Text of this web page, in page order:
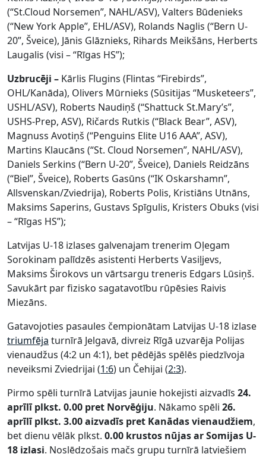
(“St.Cloud Norsemen”, NAHL/ASV), Valters Būdenieks
(“New York Apple”, EHL/ASV), Rolands Naglis (“Bern U-
20”, Šveice), Jānis Glāznieks, Rihards Meikšāns, Herberts
Laugalis (visi – “Rīgas HS”);
Uzbrucēji – Kārlis Flugins (Flintas “Firebirds”,
OHL/Kanāda), Olivers Mūrnieks (Sūsitijas “Musketeers”,
USHL/ASV), Roberts Naudiņš (“Shattuck St.Mary’s”,
USHS-Prep, ASV), Ričards Rutkis (“Black Bear”, ASV),
Magnuss Avotiņš (“Penguins Elite U16 AAA”, ASV),
Martins Klaucāns (“St. Cloud Norsemen”, NAHL/ASV),
Daniels Serkins (“Bern U-20”, Šveice), Daniels Reidzāns
(“Biel”, Šveice), Roberts Gasūns (“IK Oskarshamn”,
Allsvenskan/Zviedrija), Roberts Polis, Kristiāns Utnāns,
Maksims Saperins, Gustavs Spīgulis, Kristers Obuks (visi
– “Rīgas HS”);
Latvijas U-18 izlases galvenajam trenerim Oļegam
Sorokinam palīdzēs asistenti Herberts Vasiļjevs,
Maksims Širokovs un vārtsargu treneris Edgars Lūsiņš.
Savukārt par fizisko sagatavotību rūpēsies Raivis
Miezāns.
Gatavojoties pasaules čempionātam Latvijas U-18 izlase
triumfēja turnīrā Jelgavā, divreiz Rīgā uzvarēja Polijas
vienaudžus (4:2 un 4:1), bet pēdējās spēlēs piedzīvoja
neveiksmi Zviedrijai (1:6) un Čehijai (2:3).
Pirmo spēli turnīrā Latvijas jaunie hokejisti aizvadīs 24.
aprīlī plkst. 0.00 pret Norvēģiju. Nākamo spēli 26.
aprīlī plkst. 3.00 aizvadīs pret Kanādas vienaudžiem,
bet dienu vēlāk plkst. 0.00 krustos nūjas ar Somijas U-
18 izlasi. Noslēdzošais mačs grupu turnīrā latviešiem